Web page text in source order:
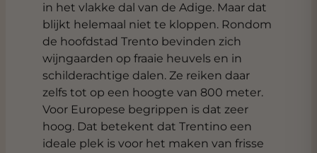
in het vlakke dal van de Adige. Maar dat
blijkt helemaal niet te kloppen. Rondom
de hoofdstad Trento bevinden zich
wijngaarden op fraaie heuvels en in
schilderachtige dalen. Ze reiken daar
zelfs tot op een hoogte van 800 meter.
Voor Europese begrippen is dat zeer
hoog. Dat betekent dat Trentino een
ideale plek is voor het maken van frisse